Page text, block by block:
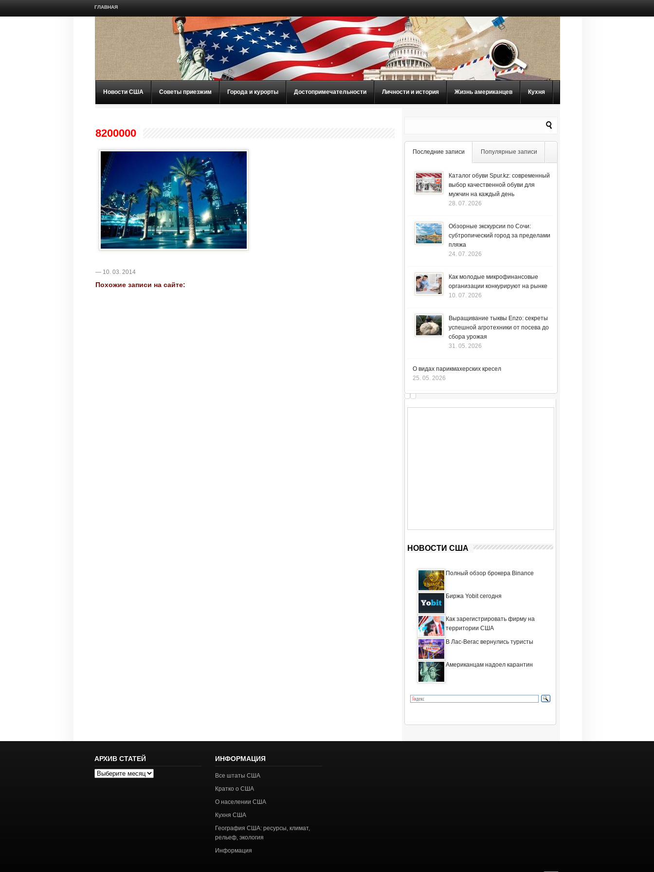
ГЛАВНАЯ
Новости США Советы приезжим Города и курорты Достопримечательности Личности и история Жизнь американцев Кухня
8200000
— 10. 03. 2014
Похожие записи на сайте:
Последние записи Популярные записи
Каталог обуви Spur.kz: современный
выбор качественной обуви для
мужчин на каждый день
28. 07. 2026
Обзорные экскурсии по Сочи:
субтропический город за пределами
пляжа
24. 07. 2026
Как молодые микрофинансовые
организации конкурируют на рынке
10. 07. 2026
Выращивание тыквы Enzo: секреты
успешной агротехники от посева до
сбора урожая
31. 05. 2026
О видах парикмахерских кресел
25. 05. 2026
НОВОСТИ США
Полный обзор брокера Binance
Биржа Yobit сегодня
Как зарегистрировать фирму на
территории США
В Лас-Вегас вернулись туристы
Американцам надоел карантин
АРХИВ СТАТЕЙ
Архив
ИНФОРМАЦИЯ
Все штаты США
Кратко о США
О населении США
Кухня США
География США: ресурсы, климат,
рельеф, экология
Информация